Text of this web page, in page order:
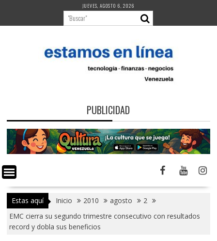
contenido
JUEVES, AGOSTO 6, 2026
PUBLICIDAD
Estas aquí Inicio 2010 agosto
2
EMC cierra su segundo trimestre consecutivo con resultados
record y dobla sus beneficios